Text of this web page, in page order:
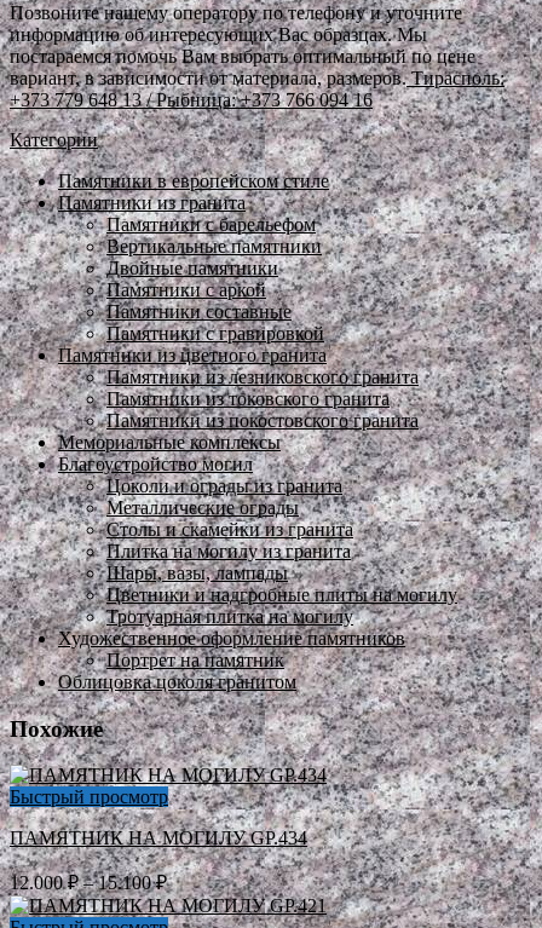
Позвоните нашему оператору по телефону и уточните
информацию об интересующих Вас образцах. Мы
постараемся помочь Вам выбрать оптимальный по цене
вариант, в зависимости от материала, размеров.Тирасполь:
+373 779 648 13/ Рыбница: +373 766 094 16
Категории
Памятники в европейском стиле
Памятники из гранита
Памятники с барельефом
Вертикальные памятники
Двойные памятники
Памятники с аркой
Памятники составные
Памятники с гравировкой
Памятники из цветного гранита
Памятники из лезниковского гранита
Памятники из токовского гранита
Памятники из покостовского гранита
Мемориальные комплексы
Благоустройство могил
Цоколи и ограды из гранита
Металлические ограды
Столы и скамейки из гранита
Плитка на могилу из гранита
Шары, вазы, лампады
Цветники и надгробные плиты на могилу
Тротуарная плитка на могилу
Художественное оформление памятников
Портрет на памятник
Облицовка цоколя гранитом
Похожие
Быстрый просмотр
ПАМЯТНИК НА МОГИЛУ GP.434
12.000₽ – 15.100₽Диапазон
цен: